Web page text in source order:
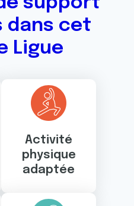
dans cet
Ligue
Activité
physique
adaptée